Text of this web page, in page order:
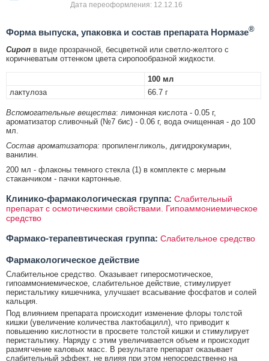
Дата переоформления: 12.12.16
Форма выпуска, упаковка и состав препарата Нормазе®
Сироп в виде прозрачной, бесцветной или светло-желтого с
коричневатым оттенком цвета сиропообразной жидкости.
100 мл
лактулоза
66.7 г
Вспомогательные вещества: лимонная кислота - 0.05 г,
ароматизатор сливочный (№7 бис) - 0.06 г, вода очищенная - до 100
мл.
Состав ароматизатора: пропиленгликоль, дигидрокумарин,
ванилин.
200 мл - флаконы темного стекла (1) в комплекте с мерным
стаканчиком - пачки картонные.
Клинико-фармакологическая группа: Слабительный
препарат с осмотическими свойствами. Гипоаммониемическое
средство
Фармако-терапевтическая группа: Слабительное средство
Фармакологическое действие
Слабительное средство. Оказывает гиперосмотическое,
гипоаммониемическое, слабительное действие, стимулирует
перистальтику кишечника, улучшает всасывание фосфатов и солей
кальция.
Под влиянием препарата происходит изменение флоры толстой
кишки (увеличение количества лактобацилл), что приводит к
повышению кислотности в просвете толстой кишки и стимулирует
перистальтику. Наряду с этим увеличивается объем и происходит
размягчение каловых масс. В результате препарат оказывает
слабительный эффект, не влияя при этом непосредственно на